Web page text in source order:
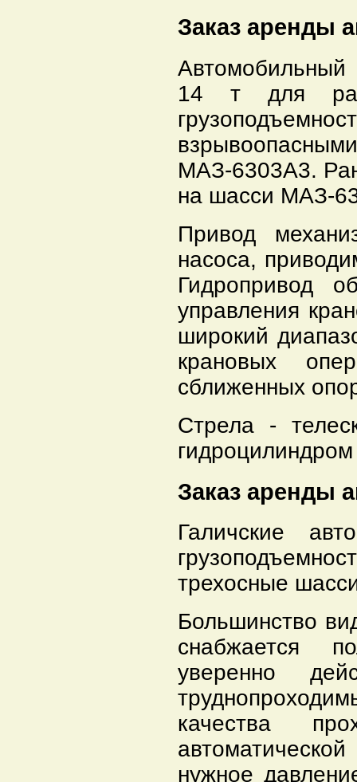
Заказ аренды
Автомобильный
14 т для
МАЗ-6303A3.
на шасси МАЗ-
Привод
насоса,
Гидропривод
управления
широкий
крановых
сближенных
Стрела -
Заказ аренды
Галичские
трехосные
Большинство
снабжается
уверенно
качества
нужное